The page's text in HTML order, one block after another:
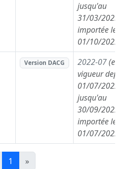
jusqu'au
31/03/2023,
importée le
01/10/2022)
Version DACG 2022-07(en
vigueur
01/07/2022,
jusqu'au
30/09/2022,
importée le
01/07/2022)
1 »